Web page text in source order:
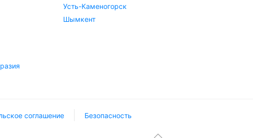
Усть-Каменогорск
Шымкент
соглашение Безопасность